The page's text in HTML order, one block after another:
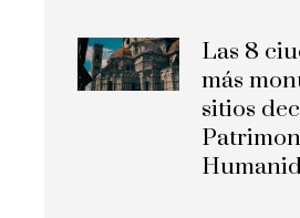
Las 8
más
sitios